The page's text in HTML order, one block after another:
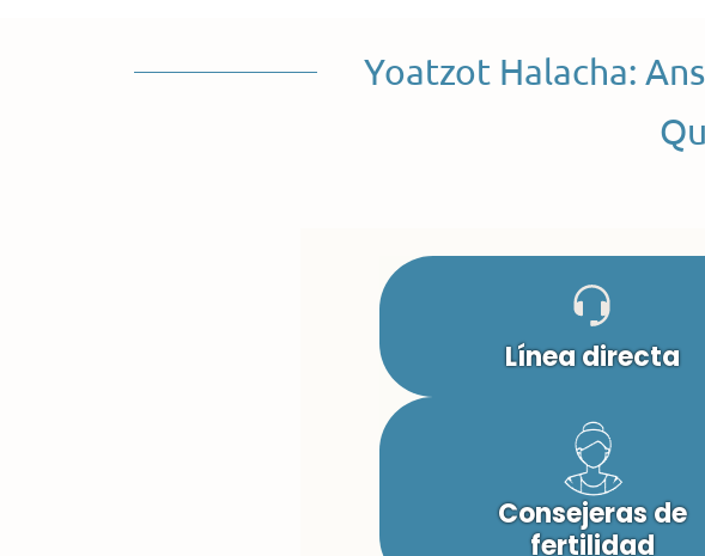
Yoatzot Halacha:
Línea directa
Consejeras de
fertilidad